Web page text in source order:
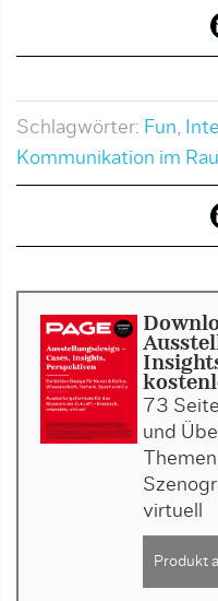
Schlagwörter: Fun,
Kommunikation im
73
und
virtuell
Produkt